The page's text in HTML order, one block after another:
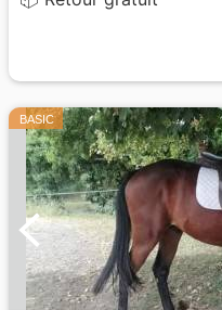
BASIC